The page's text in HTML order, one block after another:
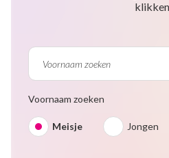
Voornaam zoeken
Meisje Jongen